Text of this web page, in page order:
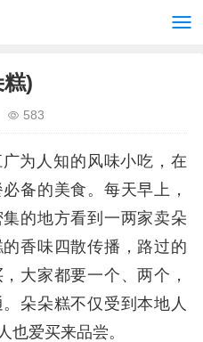
)
583
为人知的风味小吃，在
备的美食。每天早上，
的地方看到一两家卖朵
香味四散传播，路过的
大家都要一个、两个，
朵朵糕不仅受到本地人
也爱买来品尝。